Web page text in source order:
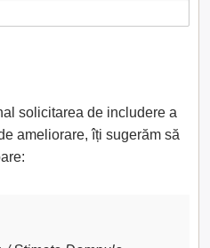
solicitarea de includere a
ameliorare, îți sugerăm să